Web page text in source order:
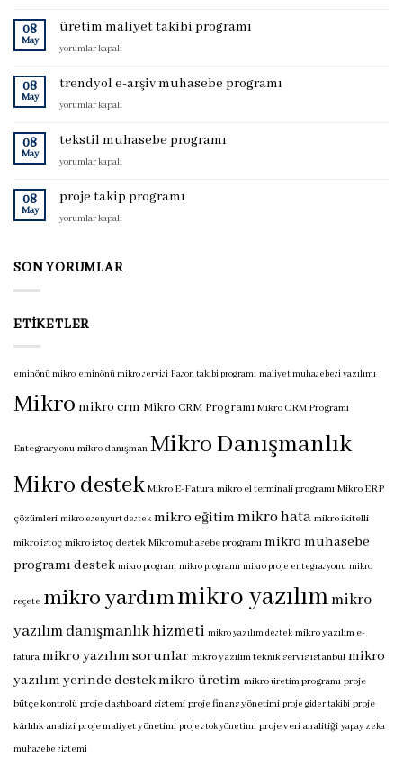
programı
08
May
üretim maliyet takibi programı
üretim
takibi
programı
için
yorumlar kapalı
08
May
trendyol e-arşiv muhasebe programı
trendyol
arşiv
programı
yorumlar kapalı
08
May
tekstil muhasebe programı
tekstil
programı
için
yorumlar kapalı
08
May
proje takip programı
proje
için
yorumlar kapalı
SON YORUMLAR
ETIKETLER
eminönü mikro eminönü mikro servisi Fason takibi programı maliyet muhasebesi yazılımı
Mikro mikro crm Mikro CRM Programı Mikro CRM Programı
Entegrasyonu mikro danışman Mikro Danışmanlık
Mikro destek Mikro E-Fatura mikro el terminali programı Mikro ERP
çözümleri mikro esenyurt destek mikro eğitimmikro hata mikro ikitelli
mikro istoç mikro istoç destek Mikro muhasebe programı mikro muhasebe
programı destek mikro program mikro programı mikro proje entegrasyonu mikro
reçete mikro yardımmikro yazılımmikro
yazılım danışmanlık hizmeti mikro yazılım destek mikro yazılım e-
fatura mikro yazılım sorunlar mikro yazılım teknik servis istanbul mikro
yazılım yerinde destekmikro üretim mikro üretim programı proje
bütçe kontrolü proje dashboard sistemi proje finans yönetimi proje gider takibi proje
kârlılık analizi proje maliyet yönetimi proje stok yönetimi proje veri analitiği yapay zeka
muhasebe sistemi